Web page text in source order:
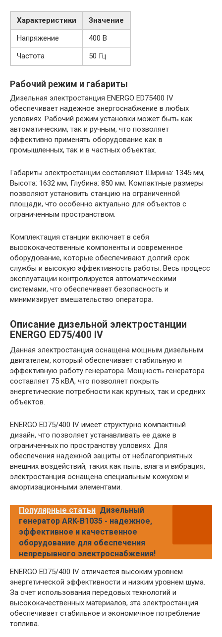
Характеристики
Значение
Напряжение
400 В
Частота
50 Гц
Рабочий режим и габариты
Дизельная электростанция ENERGO ED75400 IV
обеспечивает надежное энергоснабжение в любых
условиях. Рабочий режим установки может быть как
автоматическим, так и ручным, что позволяет
эффективно применять оборудование как в
промышленных, так и в частных объектах.
Габариты электростанции составляют Ширина: 1345 мм,
Высота: 1632 мм, Глубина: 850 мм. Компактные размеры
позволяют установить станцию на ограниченной
площади, что особенно актуально для объектов с
ограниченным пространством.
Комплектация станции включает в себя
высококачественные компоненты и современное
оборудование, которые обеспечивают долгий срок
службы и высокую эффективность работы. Весь процесс
эксплуатации контролируется автоматическими
системами, что обеспечивает безопасность и
минимизирует вмешательство оператора.
Описание дизельной электростанции
ENERGO ED75/400 IV
Данная электростанция оснащена мощным дизельным
двигателем, который обеспечивает стабильную и
эффективную работу генератора. Мощность генератора
составляет 75 кВА, что позволяет покрыть
энергетические потребности как крупных, так и средних
объектов.
ENERGO ED75/400 IV имеет структурно компактный
дизайн, что позволяет устанавливать ее даже в
ограниченных по пространству условиях. Для
обеспечения надежной защиты от неблагоприятных
внешних воздействий, таких как пыль, влага и вибрация,
электростанция оснащена специальным кожухом и
амортизационными элементами.
Популярные статьи Дизельный
генератор ARK-B1035 - надежное,
эффективное и качественное
оборудование для обеспечения
непрерывного электроснабжения!
ENERGO ED75/400 IV отличается высоким уровнем
энергетической эффективности и низким уровнем шума.
За счет использования передовых технологий и
высококачественных материалов, эта электростанция
обеспечивает стабильное и экономичное потребление
топлива.